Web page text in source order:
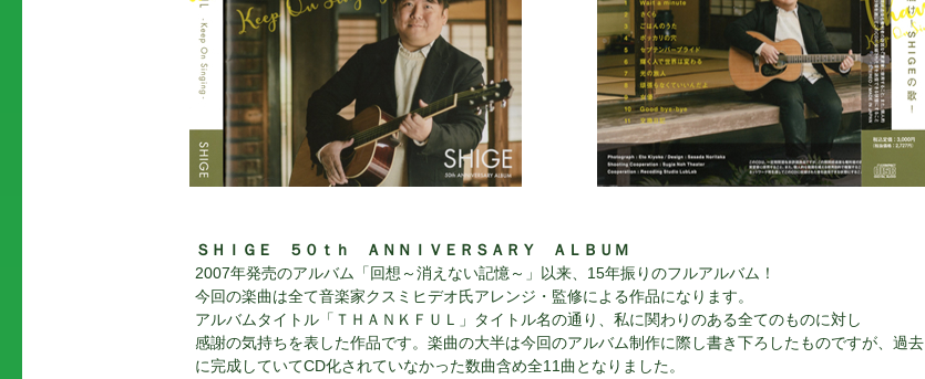
ＳＨＩＧＥ ５０ｔｈ ＡＮＮＩＶＥＲＳＡＲＹ ＡＬＢＵＭ
2007年発売のアルバム「回想～消えない記憶～」以来、15年振りのフルアルバム！
今回の楽曲は全て音楽家クスミヒデオ氏アレンジ・監修による作品になります。
アルバムタイトル「ＴＨＡＮＫＦＵＬ」タイトル名の通り、私に関わりのある全てのものに対し
感謝の気持ちを表した作品です。楽曲の大半は今回のアルバム制作に際し書き下ろしたものですが、過去
に完成していてCD化されていなかった数曲含め全11曲となりました。